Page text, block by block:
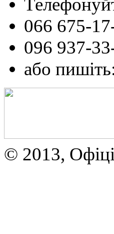
066 675-
096 937-
або
© 2013,